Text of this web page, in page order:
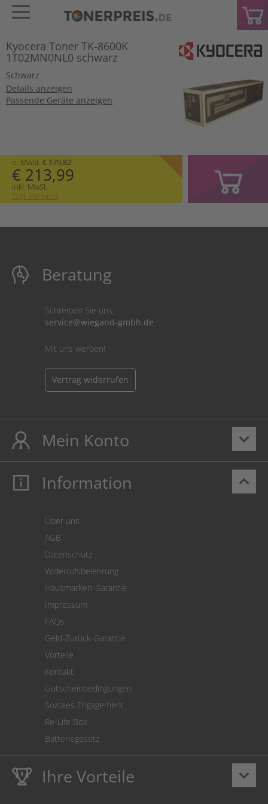
Kyocera Toner TK-8600K
1T02MN0NL0 schwarz
Schwarz
Details anzeigen
Passende Geräte anzeigen
o. MwSt. € 179,82
€ 213,99
inkl. MwSt.
zzgl. Versand
Beratung
Schreiben Sie uns:
service@wiegand-gmbh.de
Mit uns werben!
Vertrag widerrufen
keyboard_arrow_down
Mein Konto
Mein Konto
Cookie Einstellungen
keyboard_arrow_up
Information
Über uns
AGB
Datenschutz
Widerrufsbelehrung
Hausmarken-Garantie
Impressum
FAQs
Geld-Zurück-Garantie
Vorteile
Kontakt
Gutscheinbedingungen
Soziales Engagement
Re-Life Box
Batteriegesetz
keyboard_arrow_down
Ihre Vorteile